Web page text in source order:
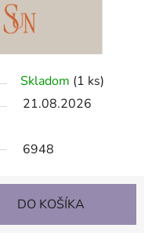
Skladom (1 ks)
21.08.2026
6948
DO KOŠÍKA